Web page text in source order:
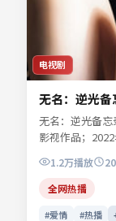
电视剧
无名：逆光备
无名：逆光备
影视作品；
宁舒言、闻晚
运。人物动机
清在线观看完
1.2万播放
全网热播
#爱情 #热播